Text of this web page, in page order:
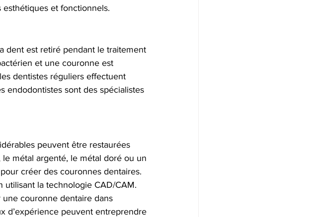
et fonctionnels.
dent est retiré pendant le traitement
et une couronne est
dentistes réguliers effectuent
endodontistes sont des spécialistes
peuvent être restaurées
le métal argenté, le métal doré ou un
créer des couronnes dentaires.
utilisant la technologie CAD/CAM.
couronne dentaire dans
d’expérience peuvent entreprendre